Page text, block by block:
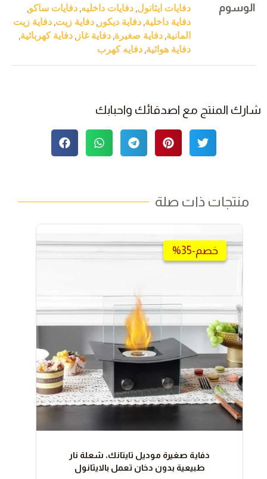
الوسوم دفايات ايثانول, دفايات داخليه, دفايات ساكو,
دفاية داخلية, دفاية ديكور , دفاية زيت, دفاية زيت
المانية, دفاية صغيرة, دفاية غاز , دفاية كهربائية,
دفاية هوائية, دفايه كهرب
شارك المنتج مع اصدقائك واحبابك
منتجات ذات صلة​
خصم-35%
خصم-35%
دفاية صغيرة موديل تايتانك، شعلة نار
طبيعية بدون دخان تعمل بالايثانول
هو:
هو:
294.00 ر.س.